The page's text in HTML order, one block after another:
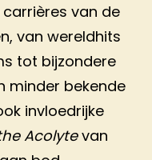
van de
van wereldhits
tot bijzondere
minder bekende
invloedrijke
Acolytevan